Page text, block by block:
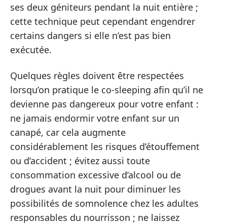
ses deux géniteurs pendant la nuit entière ;
cette technique peut cependant engendrer
certains dangers si elle n’est pas bien
exécutée.
Quelques règles doivent être respectées
lorsqu’on pratique le co-sleeping afin qu’il ne
devienne pas dangereux pour votre enfant :
ne jamais endormir votre enfant sur un
canapé, car cela augmente
considérablement les risques d’étouffement
ou d’accident ; évitez aussi toute
consommation excessive d’alcool ou de
drogues avant la nuit pour diminuer les
possibilités de somnolence chez les adultes
responsables du nourrisson ; ne laissez